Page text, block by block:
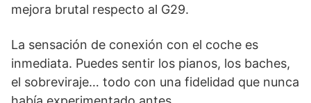
mejora brutal respecto al G29.
La sensación de conexión con el coche es
inmediata. Puedes sentir los pianos, los baches,
el sobreviraje… todo con una fidelidad que nunca